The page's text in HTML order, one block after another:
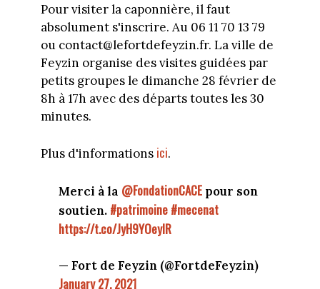
Pour visiter la caponnière, il faut
absolument s'inscrire. Au 06 11 70 13 79
ou contact@lefortdefeyzin.fr. La ville de
Feyzin organise des visites guidées par
petits groupes le dimanche 28 février de
8h à 17h avec des départs toutes les 30
minutes.
Plus d'informations ici.
Merci à la @FondationCACE pour son
soutien. #patrimoine #mecenat
https://t.co/JyH9YOeylR
— Fort de Feyzin (@FortdeFeyzin)
January 27, 2021